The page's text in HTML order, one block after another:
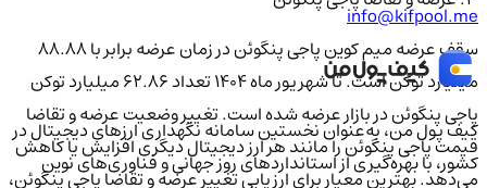
سقف عرضه میم کوین پاجی پنگوئن در زمان عرضه برابر با ۸۸.۸۸
میلیارد توکن است. تا شهریور ماه ۱۴۰۴ تعداد ۶۲.۸۶ میلیارد توکن
پاجی پنگوئن در بازار عرضه شده است. تغییر وضعیت عرضه و تقاضا
قیمت پاجی پنگوئن را مانند هر ارز دیجیتال دیگری افزایش یا کاهش
می‌دهد. بهترین معیار برای ارزیابی تغییر عرضه و تقاضا پاجی پنگوئن،
info@kifpool.me
کیف‌ پول من، به‌عنوان نخستین سامانه نگهداری ارزهای دیجیتال در
کشور، با بهره‌گیری از استانداردهای روز جهانی و فناوری‌های نوین